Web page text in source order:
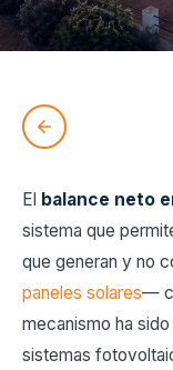
El balance neto
sistema que
que generan y no
paneles solares—
mecanismo ha
sistemas